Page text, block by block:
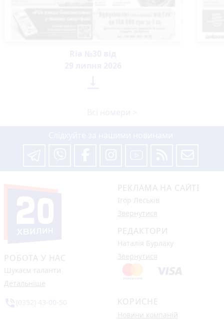
РОБОТА У НАС
Шукаєм таланти
Детальніше
РЕКЛАМА НА САЙТІ
Ігор Леськів
Звернутися
РЕДАКТОРИ
Наталія Бурлаку
Звернутися
КОРИСНЕ
Новини компаній